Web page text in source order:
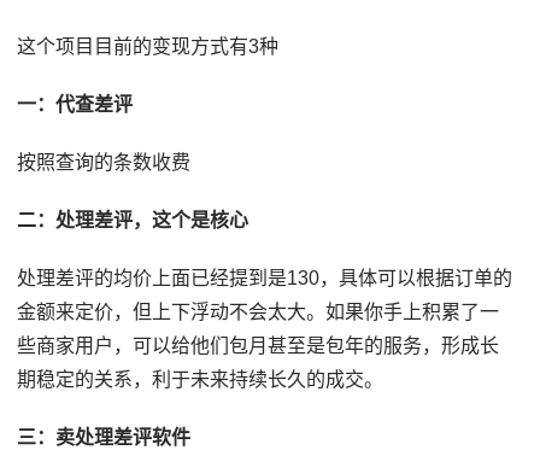
这个项目目前的变现方式有3种
一：代查差评
按照查询的条数收费
二：处理差评，这个是核心
处理差评的均价上面已经提到是130，具体可以根据订单的
金额来定价，但上下浮动不会太大。如果你手上积累了一
些商家用户，可以给他们包月甚至是包年的服务，形成长
期稳定的关系，利于未来持续长久的成交。
三：卖处理差评软件